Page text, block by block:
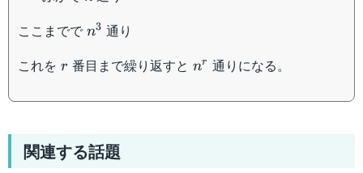
ここまでで n^3
n3 通り
これを r
r 番目まで繰り返すとn^r
nr 通りになる。
関連する話題